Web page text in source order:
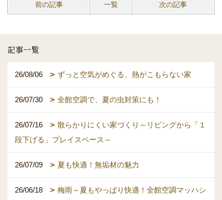
前の記事 一覧 次の記事
記事一覧
26/08/06 ずっと空気がめぐる、熱がこもらない家
26/07/30 全館空調で、夏の虫対策にも！
26/07/16
散らかりにくい家づくり～リビングから「１
段下げる」プレイスペース～
26/07/09 夏も快適！無垢材の魅力
26/06/18
梅雨～夏もやっぱり快適！全館空調マッハシ